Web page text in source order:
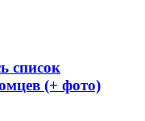
список
(+ фото)